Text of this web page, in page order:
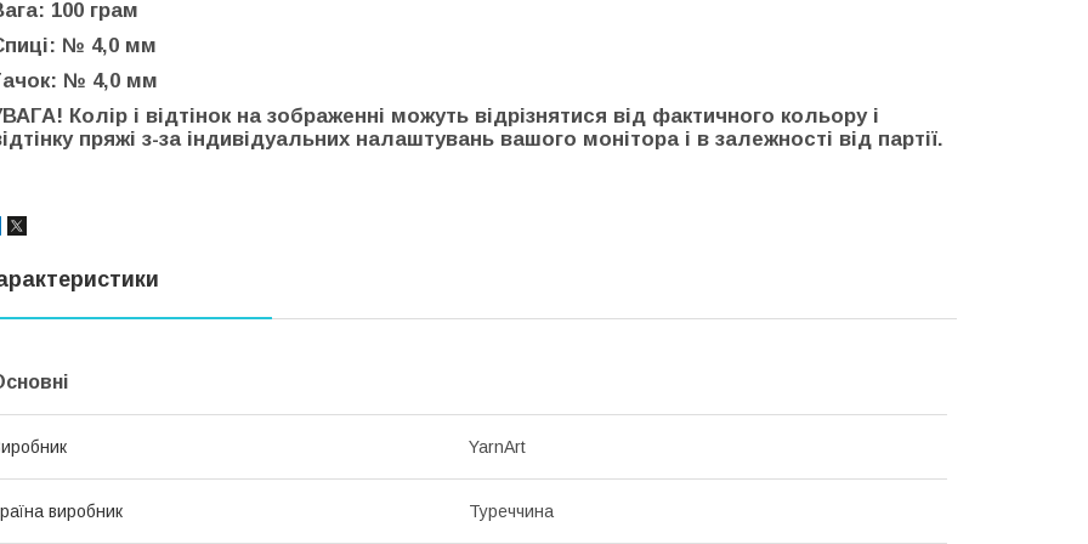
100 грам
№ 4,0 мм
№ 4,0 мм
Колір і відтінок на зображенні можуть відрізнятися від фактичного кольору і
пряжі з-за індивідуальних налаштувань вашого монітора і в залежності від партії.
YarnArt
виробник Туреччина